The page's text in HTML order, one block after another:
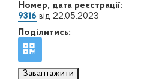
Номер, дата реєстрації:
9316 від 22.05.2023
Поділитись:
Завантажити